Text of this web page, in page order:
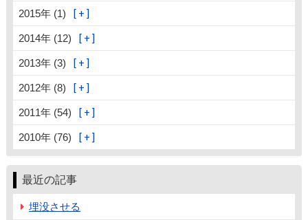
2015年 (1)
2014年 (12)
2013年 (3)
2012年 (8)
2011年 (54)
2010年 (76)
最近の記事
埋没させる